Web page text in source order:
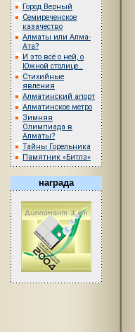
Город Верный
Семиреченское
казачество
Алматы или Алма-
Ата?
И это всё о ней, о
Южной столице…
Стихийные
явления
Алматинский апорт
Алматинское метро
Зимняя
Олимпиада в
Алматы?
Тайны Горельника
Памятник «Битлз»
награда